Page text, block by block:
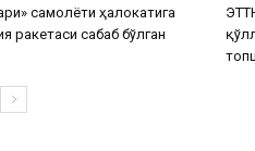
самолёти ҳалокатига
ракетаcи сабаб бўлган